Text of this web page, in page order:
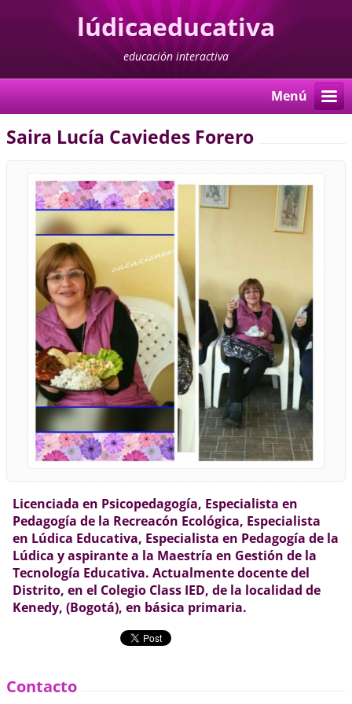
lúdicaeducativa
educación interactiva
Menú
Saira Lucía Caviedes Forero
Licenciada en Psicopedagogía, Especialista en
Pedagogía de la Recreacón Ecológica, Especialista
en Lúdica Educativa, Especialista en Pedagogía de la
Lúdica y aspirante a la Maestría en Gestión de la
Tecnología Educativa. Actualmente docente del
Distrito, en el Colegio Class IED, de la localidad de
Kenedy, (Bogotá), en básica primaria.
Contacto